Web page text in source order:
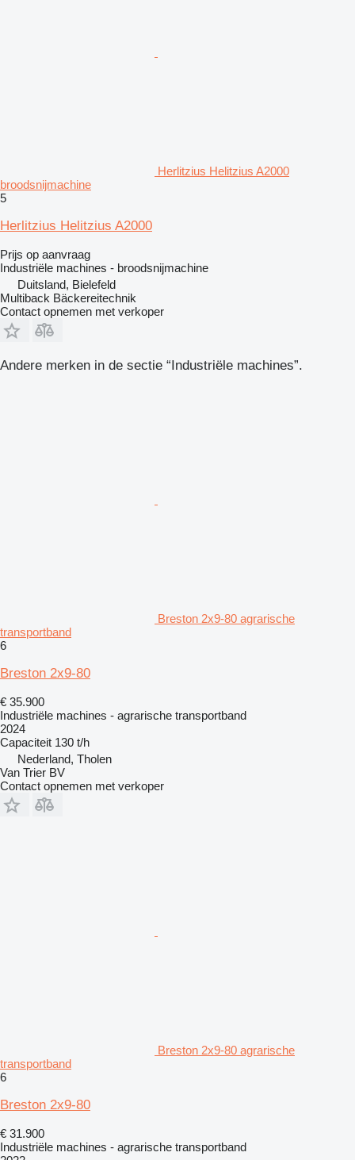
Herlitzius Helitzius A2000
broodsnijmachine
5
Herlitzius Helitzius A2000
Prijs op aanvraag
Industriële machines - broodsnijmachine
Duitsland, Bielefeld
Multiback Bäckereitechnik
Contact opnemen met verkoper
Andere merken in de sectie “Industriële machines”.
Breston 2x9-80 agrarische
transportband
6
Breston 2x9-80
€ 35.900
Industriële machines - agrarische transportband
2024
Capaciteit 130 t/h
Nederland, Tholen
Van Trier BV
Contact opnemen met verkoper
Breston 2x9-80 agrarische
transportband
6
Breston 2x9-80
€ 31.900
Industriële machines - agrarische transportband